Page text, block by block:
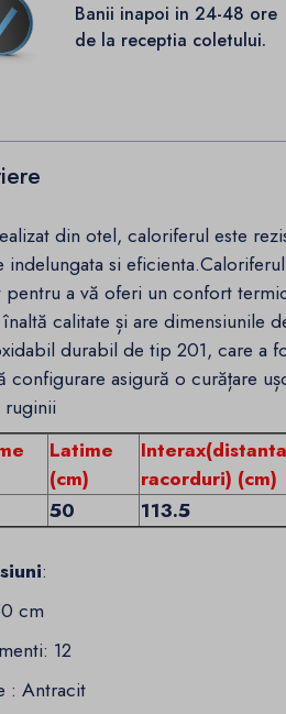
Banii inapoi in 24-48 ore
de la receptia coletului.
din otel, caloriferul este
indelungata si
a vă oferi un confort
calitate și are dimensiunile
durabil de tip 201, care a
configurare asigură o curățare
ruginii
Latime
(cm)
racorduri) (cm)
50 113.5
:
cm
12
: Antracit